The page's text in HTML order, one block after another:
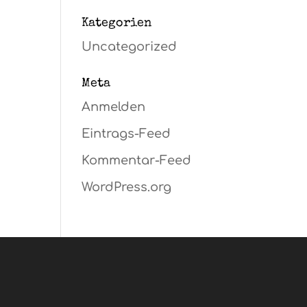
Kategorien
Uncategorized
Meta
Anmelden
Eintrags-Feed
Kommentar-Feed
WordPress.org